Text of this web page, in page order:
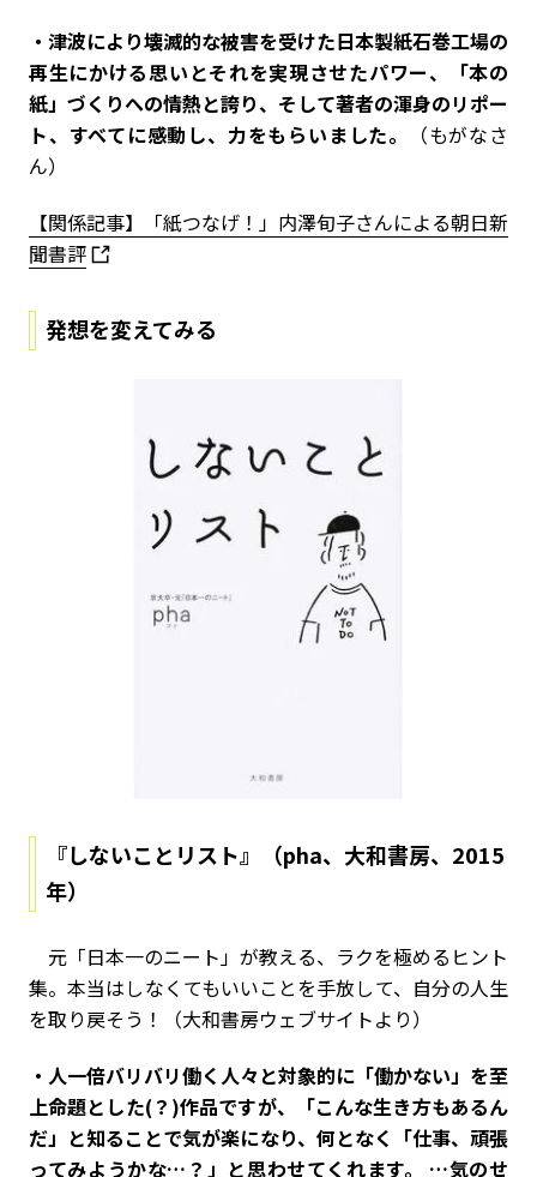
・津波により壊滅的な被害を受けた日本製紙石巻工場の
再生にかける思いとそれを実現させたパワー、「本の
紙」づくりへの情熱と誇り、そして著者の渾身のリポー
ト、すべてに感動し、力をもらいました。
（もがなさ
ん）
【関係記事】「紙つなげ！」内澤旬子さんによる朝日新
聞書評
発想を変えてみる
『しないことリスト』（pha、大和書房、2015
年）
元「日本一のニート」が教える、ラクを極めるヒント
集。本当はしなくてもいいことを手放して、自分の人生
を取り戻そう！（大和書房ウェブサイトより）
・人一倍バリバリ働く人々と対象的に「働かない」を至
上命題とした(？)作品ですが、「こんな生き方もあるん
だ」と知ることで気が楽になり、何となく「仕事、頑張
ってみようかな…？」と思わせてくれます。 …気のせ